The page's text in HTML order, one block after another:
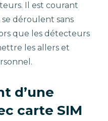
Il est courant
déroulent sans
que les détecteurs
les allers et
d’une
carte SIM